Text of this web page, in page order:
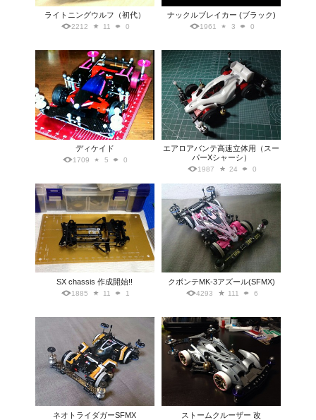
ライトニングウルフ（初代）
2212 11 0
ナックルブレイカー (ブラック)
1961 3 0
ディケイド
1709 5 0
エアロアバンテ高速立体用（スー
パーXシャーシ）
1987 24 0
SX chassis 作成開始!!
1885 11 1
クボンテMK-3アズール(SFMX)
4293 111 6
ネオトライダガーSFMX ストームクルーザー 改